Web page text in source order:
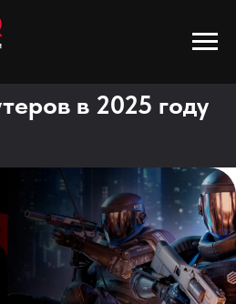
в 2025 году